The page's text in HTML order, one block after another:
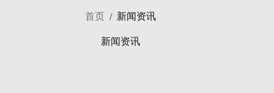
首页 / 新闻资讯
新闻资讯